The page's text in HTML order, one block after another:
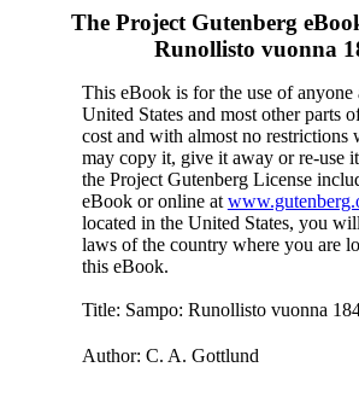
The Project Gutenberg
Runollisto vuonna
This eBook is for the use of anyone
United States and most other parts
cost and with almost no restrictions
may copy it, give it away or re-use
the Project Gutenberg License
eBook or online at
located in the United States, you
laws of the country where you are
this eBook.
Title: Sampo: Runollisto vuonna
Author: C. A. Gottlund